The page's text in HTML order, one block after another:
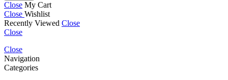
Close My Cart
Close Wishlist
Recently Viewed Close
Close
Close
Navigation
Categories